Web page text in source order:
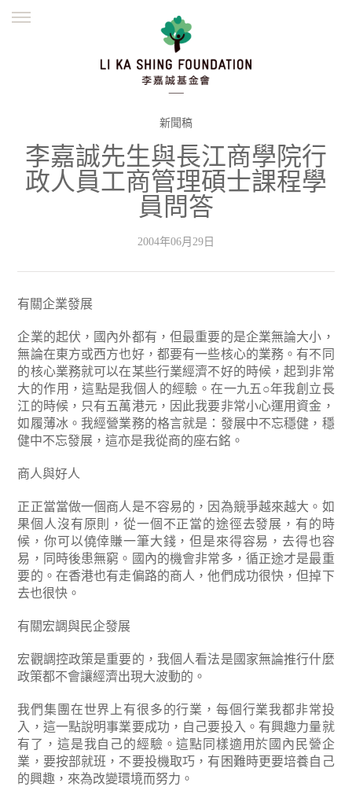
並肩同行
繁體
新聞稿
李嘉誠先生與長江商學院行
政人員工商管理碩士課程學
員問答
2004年06月29日
有關企業發展
企業的起伏，國內外都有，但最重要的是企業無論大小，
無論在東方或西方也好，都要有一些核心的業務。有不同
的核心業務就可以在某些行業經濟不好的時候，起到非常
大的作用，這點是我個人的經驗。在一九五○年我創立長
江的時候，只有五萬港元，因此我要非常小心運用資金，
如履薄冰。我經營業務的格言就是：發展中不忘穩健，穩
健中不忘發展，這亦是我從商的座右銘。
商人與好人
正正當當做一個商人是不容易的，因為競爭越來越大。如
果個人沒有原則，從一個不正當的途徑去發展，有的時
候，你可以僥倖賺一筆大錢，但是來得容易，去得也容
易，同時後患無窮。國內的機會非常多，循正途才是最重
要的。在香港也有走偏路的商人，他們成功很快，但掉下
去也很快。
有關宏調與民企發展
宏觀調控政策是重要的，我個人看法是國家無論推行什麼
政策都不會讓經濟出現大波動的。
我們集團在世界上有很多的行業，每個行業我都非常投
入，這一點說明事業要成功，自己要投入。有興趣力量就
有了，這是我自己的經驗。這點同樣適用於國內民營企
業，要按部就班，不要投機取巧，有困難時更要培養自己
的興趣，來為改變環境而努力。